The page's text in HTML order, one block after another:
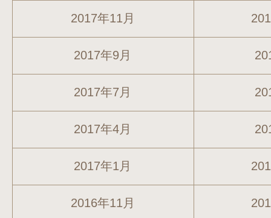
2017年11月
2017年9月
2017年7月
2017年4月
2017年1月
2016年11月